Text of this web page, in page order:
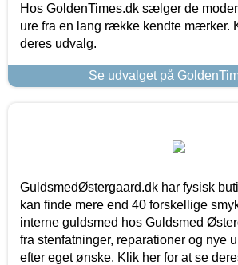
Hos GoldenTimes.dk sælger de
ure fra en lang række kendte mærker.
deres udvalg.
Se udvalget på
GuldsmedØstergaard.dk har fysisk
kan finde mere end 40 forskellige
interne guldsmed hos Guldsmed
fra stenfatninger, reparationer og nye
efter eget ønske. Klik her for at se